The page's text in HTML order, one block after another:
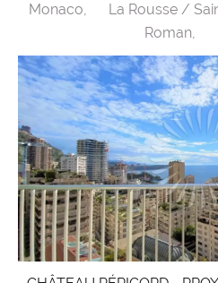
Monaco,
La Rousse /
Roman,